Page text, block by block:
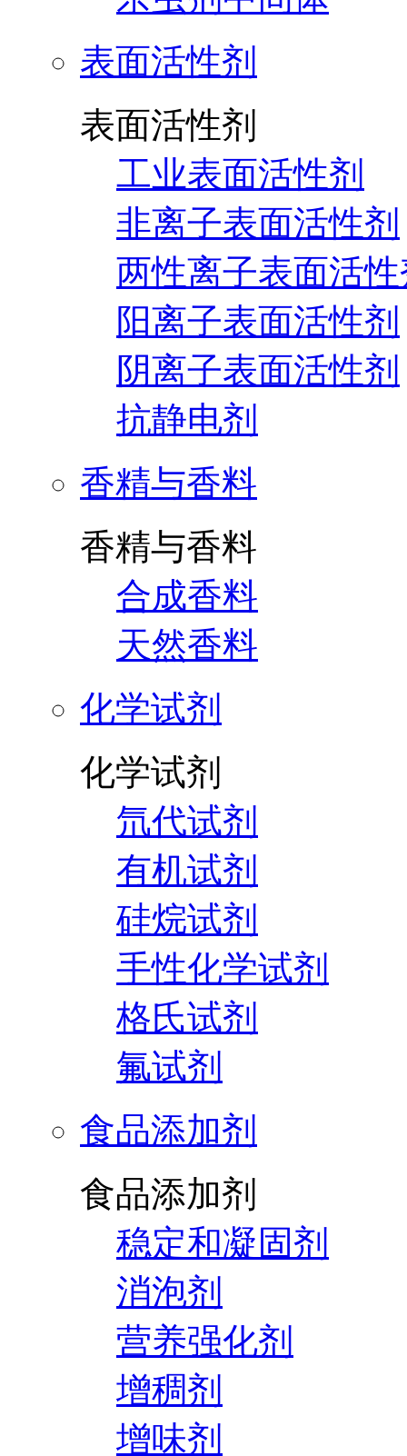
表面活性剂
表面活性剂
工业表面活性剂
非离子表面活性剂
两性离子表面活
阳离子表面活性剂
阴离子表面活性剂
抗静电剂
香精与香料
香精与香料
合成香料
天然香料
化学试剂
化学试剂
氘代试剂
有机试剂
硅烷试剂
手性化学试剂
格氏试剂
氟试剂
食品添加剂
食品添加剂
稳定和凝固剂
消泡剂
营养强化剂
增稠剂
增味剂